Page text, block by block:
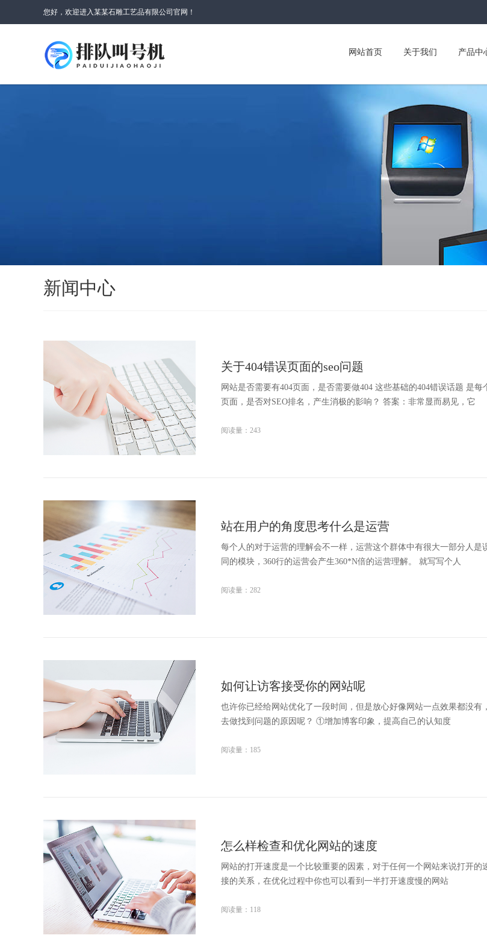
您好，欢迎进入某某石雕工艺品有限公司官网！
网站首页 关于我们 产品中
新闻中心
关于404错误页面的seo问题
网站是否需要有404页面，是否需要做404 这些基础的404错误话题 是
页面，是否对SEO排名，产生消极的影响？ 答案：非常显而易见，它
阅读量：243
站在用户的角度思考什么是运营
每个人的对于运营的理解会不一样，运营这个群体中有很大一部分人
同的模块，360行的运营会产生360*N倍的运营理解。 就写写个人
阅读量：282
如何让访客接受你的网站呢
也许你已经给网站优化了一段时间，但是放心好像网站一点效果都没
去做找到问题的原因呢？ ①增加博客印象，提高自己的认知度
阅读量：185
怎么样检查和优化网站的速度
网站的打开速度是一个比较重要的因素，对于任何一个网站来说打开
接的关系，在优化过程中你也可以看到一半打开速度慢的网站
阅读量：118